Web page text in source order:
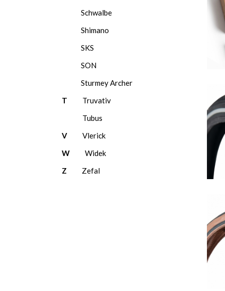
Schwalbe
Shimano
SKS
SON
Sturmey Archer
T
Truvativ
Tubus
V
Vlerick
W
Widek
Z
Zefal